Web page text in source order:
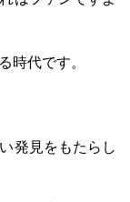
時代です。
発見をもたらし